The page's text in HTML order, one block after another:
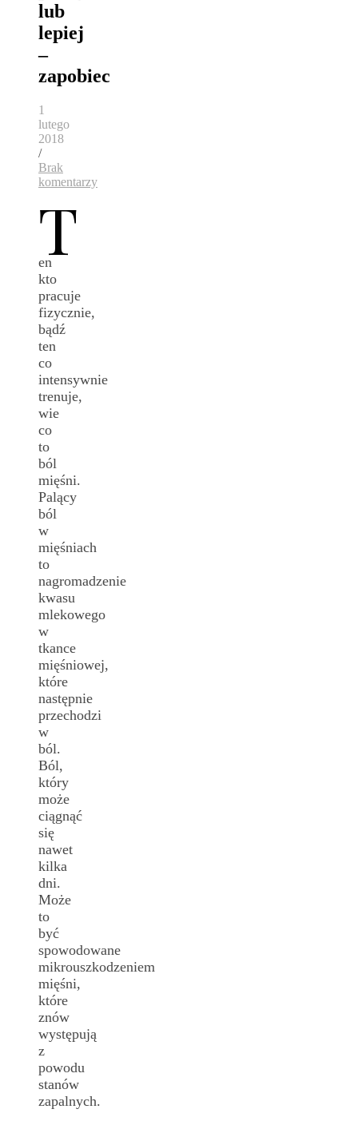
lub
lepiej
–
zapobiec
1
lutego
2018
/
Brak
komentarzy
T
en
kto
pracuje
fizycznie,
bądź
ten
co
intensywnie
trenuje,
wie
co
to
ból
mięśni.
Palący
ból
w
mięśniach
to
nagromadzenie
kwasu
mlekowego
w
tkance
mięśniowej,
które
następnie
przechodzi
w
ból.
Ból,
który
może
ciągnąć
się
nawet
kilka
dni.
Może
to
być
spowodowane
mikrouszkodzeniem
mięśni,
które
znów
występują
z
powodu
stanów
zapalnych.